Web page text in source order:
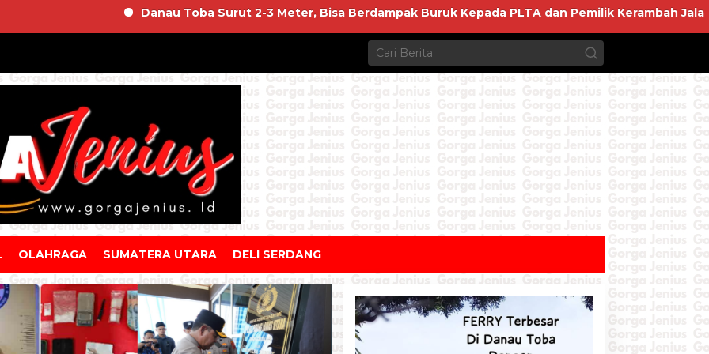
Danau Toba Surut 2-3 Meter, Bisa Berdampak Buruk Kepada PLTA dan Pemilik Kerambah Jala Apung
OLAHRAGA SUMATERA UTARA DELI SERDANG